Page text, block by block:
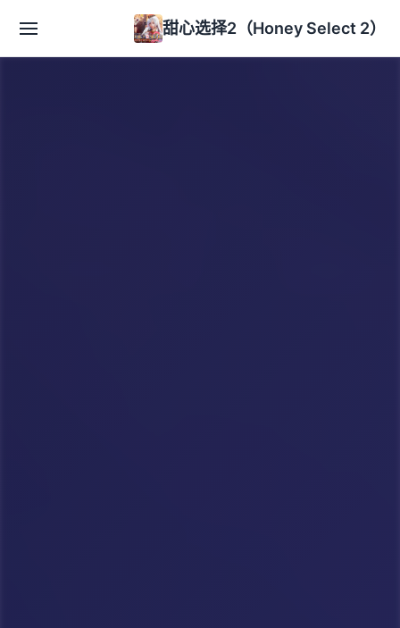
甜心选择2（Honey Select 2）